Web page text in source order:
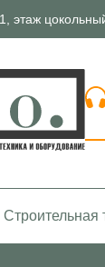
этаж
Строительная